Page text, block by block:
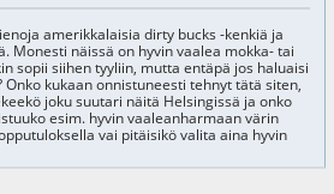
amerikkalaisia dirty bucks -kenkiä ja
Monesti näissä on hyvin vaalea mokka- tai
sopii siihen tyyliin, mutta entäpä jos haluaisi
kukaan onnistuneesti tehnyt tätä siten,
joku suutari näitä Helsingissä ja onko
esim. hyvin vaaleanharmaan värin
vai pitäisikö valita aina hyvin